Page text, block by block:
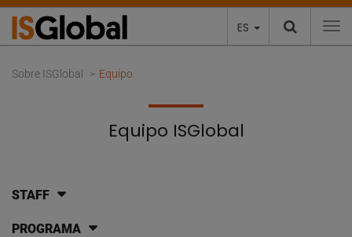
ES
Sobre ISGlobal Equipo
Equipo ISGlobal
STAFF
PROGRAMA